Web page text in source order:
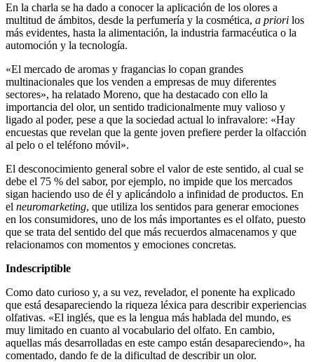
En la charla se ha dado a conocer la aplicación de los olores a
multitud de ámbitos, desde la perfumería y la cosmética, a priori los
más evidentes, hasta la alimentación, la industria farmacéutica o la
automoción y la tecnología.
«El mercado de aromas y fragancias lo copan grandes
multinacionales que los venden a empresas de muy diferentes
sectores», ha relatado Moreno, que ha destacado con ello la
importancia del olor, un sentido tradicionalmente muy valioso y
ligado al poder, pese a que la sociedad actual lo infravalore: «Hay
encuestas que revelan que la gente joven prefiere perder la olfacción
al pelo o el teléfono móvil».
El desconocimiento general sobre el valor de este sentido, al cual se
debe el 75 % del sabor, por ejemplo, no impide que los mercados
sigan haciendo uso de él y aplicándolo a infinidad de productos. En
el neuromarketing, que utiliza los sentidos para generar emociones
en los consumidores, uno de los más importantes es el olfato, puesto
que se trata del sentido del que más recuerdos almacenamos y que
relacionamos con momentos y emociones concretas.
Indescriptible
Como dato curioso y, a su vez, revelador, el ponente ha explicado
que está desapareciendo la riqueza léxica para describir experiencias
olfativas. «El inglés, que es la lengua más hablada del mundo, es
muy limitado en cuanto al vocabulario del olfato. En cambio,
aquellas más desarrolladas en este campo están desapareciendo», ha
comentado, dando fe de la dificultad de describir un olor.